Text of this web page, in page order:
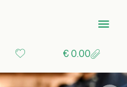
€ 0.00